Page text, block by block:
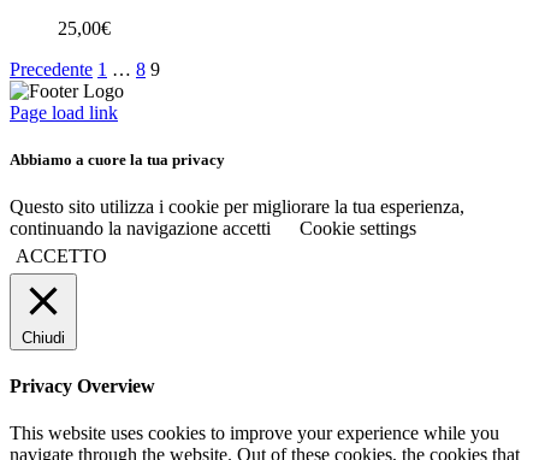
25,00€
Precedente 1 … 8 9
Page load link
Abbiamo a cuore la tua privacy
Questo sito utilizza i cookie per migliorare la tua esperienza,
continuando la navigazione accetti
Cookie settings
ACCETTO
Chiudi
Privacy Overview
This website uses cookies to improve your experience while you
navigate through the website. Out of these cookies, the cookies that